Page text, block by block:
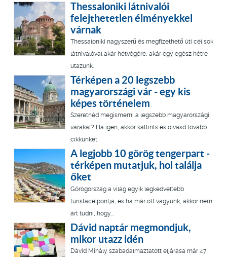
Thessaloniki látnivalói
felejthetetlen élményekkel
várnak
Thessaloniki nagyszerű és megfizethető úti cél sok
látnivalóval akár hétvégére, akár egy egész hétre
utazunk.
Térképen a 20 legszebb
magyarországi vár - egy kis
képes történelem
Szeretnéd megismerni a legszebb magyarországi
várakat? Ha igen, akkor kattints és olvasd tovább
cikkünket.
A legjobb 10 görög tengerpart -
térképen mutatjuk, hol találja
őket
Görögország a világ egyik legkedveltebb
turistacélpontja, és ha már ott vagyunk, akkor nem
árt tudni, hogy...
Dávid naptár megmondjuk,
mikor utazz idén
Dávid Mihály szabadalmaztatott eljárása már 47